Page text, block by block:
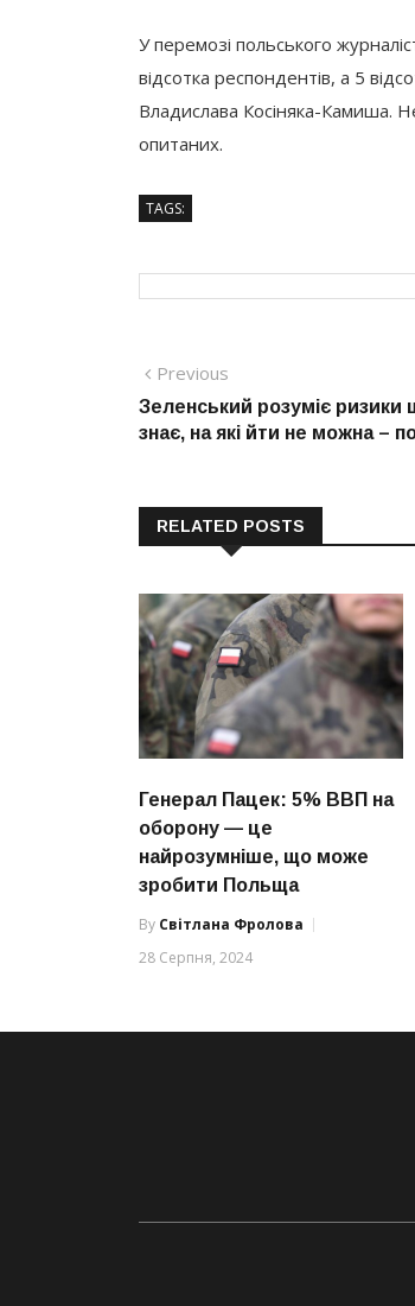
У перемозі польського
відсотка респондентів, а 5
Владислава Косіняка-Камиша.
опитаних.
TAGS:
Навігація
записів
Previous
post:
Зеленський розуміє ризики
знає, на які йти не можна –
RELATED POSTS
Генерал Пацек: 5% ВВП на
оборону — це
найрозумніше, що може
зробити Польща
By Світлана Фролова
28 Серпня, 2024